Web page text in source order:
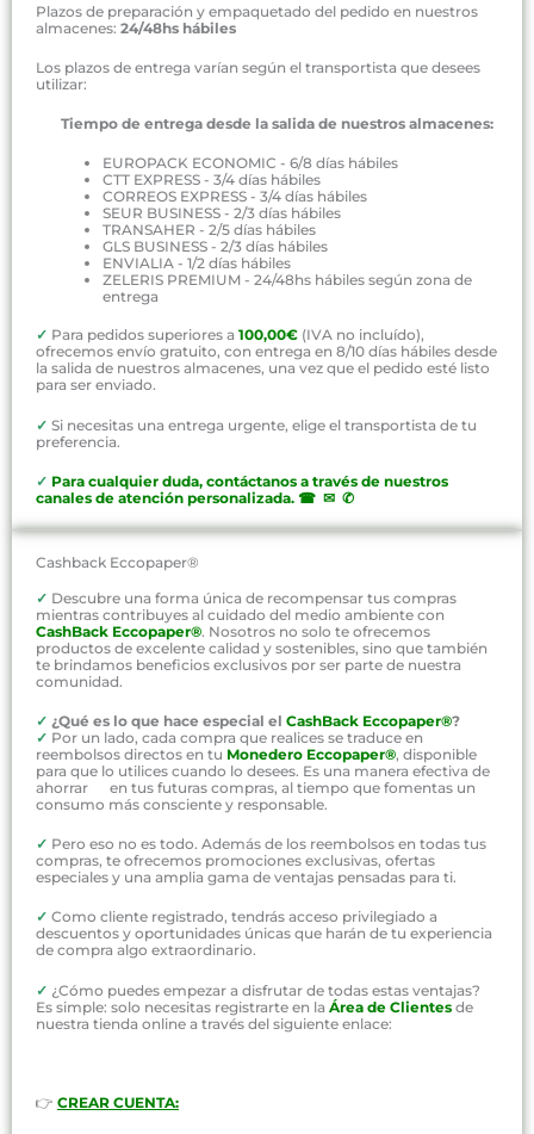
Plazos de preparación y empaquetado del pedido en nuestros
almacenes: 24/48hs hábiles
Los plazos de entrega varían según el transportista que desees
utilizar:
Tiempo de entrega desde la salida de nuestros almacenes:
EUROPACK ECONOMIC - 6/8 días hábiles
CTT EXPRESS - 3/4 días hábiles
CORREOS EXPRESS - 3/4 días hábiles
SEUR BUSINESS - 2/3 días hábiles
TRANSAHER - 2/5 días hábiles
GLS BUSINESS - 2/3 días hábiles
ENVIALIA - 1/2 días hábiles
ZELERIS PREMIUM - 24/48hs hábiles según zona de
entrega
✓ Para pedidos superiores a 100,00€ (IVA no incluído),
ofrecemos envío gratuito, con entrega en 8/10 días hábiles desde
la salida de nuestros almacenes, una vez que el pedido esté listo
para ser enviado.
✓ Si necesitas una entrega urgente, elige el transportista de tu
preferencia.
✓ Para cualquier duda, contáctanos a través de nuestros
canales de atención personalizada. ☎ ✉ ✆
Cashback Eccopaper®
✓ Descubre una forma única de recompensar tus compras
mientras contribuyes al cuidado del medio ambiente con
CashBack Eccopaper®. Nosotros no solo te ofrecemos
productos de excelente calidad y sostenibles, sino que también
te brindamos beneficios exclusivos por ser parte de nuestra
comunidad.
✓ ¿Qué es lo que hace especial el CashBack Eccopaper®?
✓ Por un lado, cada compra que realices se traduce en
reembolsos directos en tu Monedero Eccopaper®, disponible
para que lo utilices cuando lo desees. Es una manera efectiva de
ahorrar en tus futuras compras, al tiempo que fomentas un
consumo más consciente y responsable.
✓ Pero eso no es todo. Además de los reembolsos en todas tus
compras, te ofrecemos promociones exclusivas, ofertas
especiales y una amplia gama de ventajas pensadas para ti.
✓ Como cliente registrado, tendrás acceso privilegiado a
descuentos y oportunidades únicas que harán de tu experiencia
de compra algo extraordinario.
✓ ¿Cómo puedes empezar a disfrutar de todas estas ventajas?
Es simple: solo necesitas registrarte en la Área de Clientes de
nuestra tienda online a través del siguiente enlace:
👉 CREAR CUENTA: